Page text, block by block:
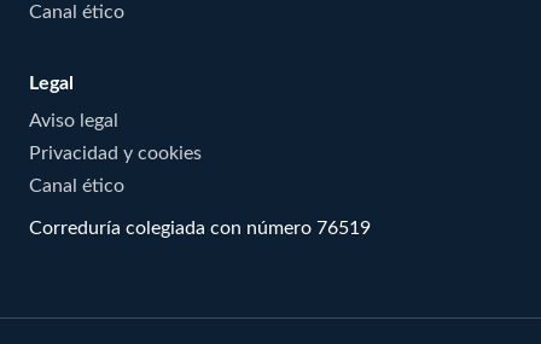
Canal ético
Legal
Aviso legal
Privacidad y cookies
Canal ético
Correduría colegiada con número 76519